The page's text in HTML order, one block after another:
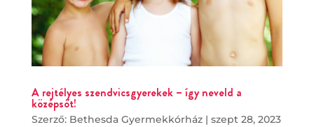
A rejtélyes szendvicsgyerekek – így neveld a
középsőt!
Szerző: Bethesda Gyermekkórház| szept 28, 2023